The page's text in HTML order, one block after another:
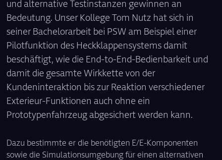
und alternative Testinstanzen gewinnen an
Bedeutung. Unser Kollege Tom Nutz hat sich in
seiner Bachelorarbeit bei PSW am Beispiel einer
Pilotfunktion des Heckklappensystems damit
beschäftigt, wie die End-to-End-Bedienbarkeit und
damit die gesamte Wirkkette von der
Kundeninteraktion bis zur Reaktion verschiedener
Exterieur-Funktionen auch ohne ein
Prototypenfahrzeug abgesichert werden kann.
Dazu bestimmte er die benötigten E/E-Komponenten
sowie die Simulationsumgebung für einen alternativen